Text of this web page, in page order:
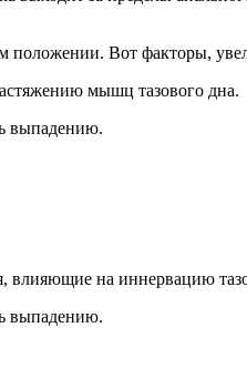
Вот факторы,
мышц тазового дна.
выпадению.
влияющие на иннервацию
выпадению.